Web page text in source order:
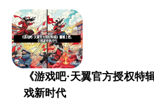
《游戏吧·天翼官方授权特
戏新时代